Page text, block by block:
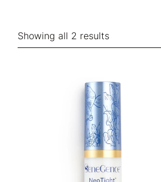
Showing all 2 results